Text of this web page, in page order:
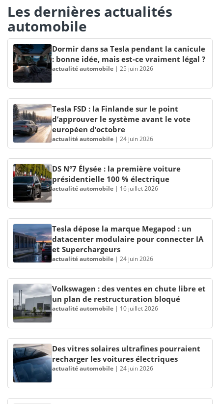
Les dernières actualités
automobile
Dormir dans sa Tesla pendant la canicule
: bonne idée, mais est-ce vraiment légal ?
actualité automobile | 25 juin 2026
Tesla FSD : la Finlande sur le point
d’approuver le système avant le vote
européen d’octobre
actualité automobile | 24 juin 2026
DS N°7 Élysée : la première voiture
présidentielle 100 % électrique
actualité automobile | 16 juillet 2026
Tesla dépose la marque Megapod : un
datacenter modulaire pour connecter IA
et Superchargeurs
actualité automobile | 24 juin 2026
Volkswagen : des ventes en chute libre et
un plan de restructuration bloqué
actualité automobile | 10 juillet 2026
Des vitres solaires ultrafines pourraient
recharger les voitures électriques
actualité automobile | 24 juin 2026